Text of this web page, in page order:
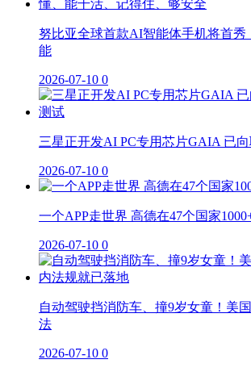
努比亚全球首款AI智能体手机将首秀
能
2026-07-10 0
三星正开发AI PC专用芯片GAIA 已
2026-07-10 0
一个APP走世界 高德在47个国家
2026-07-10 0
自动驾驶挡消防车、撞9岁女童！美
法
2026-07-10 0